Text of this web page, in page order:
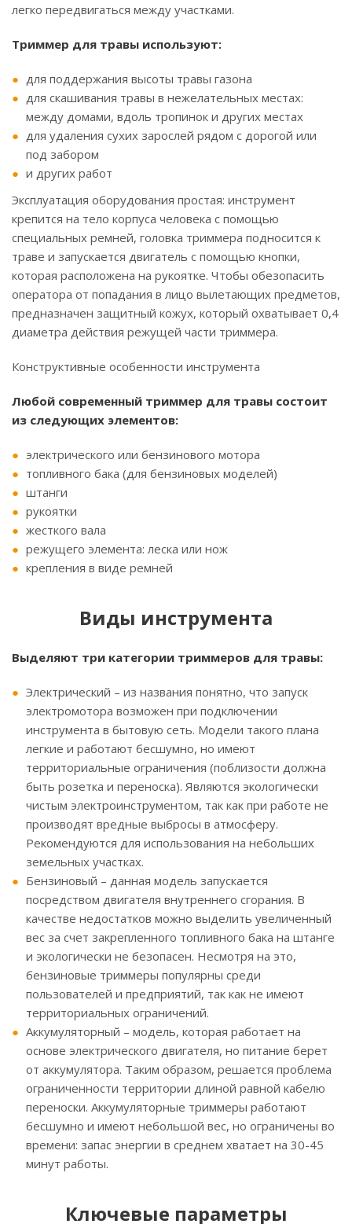
легко передвигаться между участками.
Триммер для травы используют:
для поддержания высоты травы газона
для скашивания травы в нежелательных местах:
между домами, вдоль тропинок и других местах
для удаления сухих зарослей рядом с дорогой или
под забором
и других работ
Эксплуатация оборудования простая: инструмент
крепится на тело корпуса человека с помощью
специальных ремней, головка триммера подносится к
траве и запускается двигатель с помощью кнопки,
которая расположена на рукоятке. Чтобы обезопасить
оператора от попадания в лицо вылетающих предметов,
предназначен защитный кожух, который охватывает 0,4
диаметра действия режущей части триммера.
Конструктивные особенности инструмента
Любой современный триммер для травы состоит
из следующих элементов:
электрического или бензинового мотора
топливного бака (для бензиновых моделей)
штанги
рукоятки
жесткого вала
режущего элемента: леска или нож
крепления в виде ремней
Виды инструмента
Выделяют три категории триммеров для травы:
Электрический – из названия понятно, что запуск
электромотора возможен при подключении
инструмента в бытовую сеть. Модели такого плана
легкие и работают бесшумно, но имеют
территориальные ограничения (поблизости должна
быть розетка и переноска). Являются экологически
чистым электроинструментом, так как при работе не
производят вредные выбросы в атмосферу.
Рекомендуются для использования на небольших
земельных участках.
Бензиновый – данная модель запускается
посредством двигателя внутреннего сгорания. В
качестве недостатков можно выделить увеличенный
вес за счет закрепленного топливного бака на штанге
и экологически не безопасен. Несмотря на это,
бензиновые триммеры популярны среди
пользователей и предприятий, так как не имеют
территориальных ограничений.
Аккумуляторный – модель, которая работает на
основе электрического двигателя, но питание берет
от аккумулятора. Таким образом, решается проблема
ограниченности территории длиной равной кабелю
переноски. Аккумуляторные триммеры работают
бесшумно и имеют небольшой вес, но ограничены во
времени: запас энергии в среднем хватает на 30-45
минут работы.
Ключевые параметры